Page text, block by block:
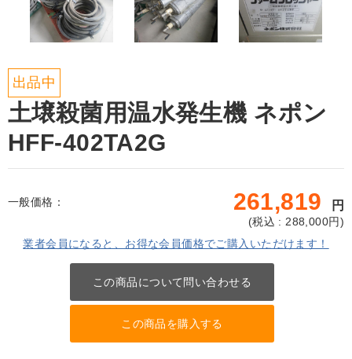
出品中
土壌殺菌用温水発生機 ネポン
HFF-402TA2G
一般価格： 261,819 円
(税込 : 288,000円)
業者会員になると、お得な会員価格でご購入いただけます！
この商品について問い合わせる
この商品を購入する